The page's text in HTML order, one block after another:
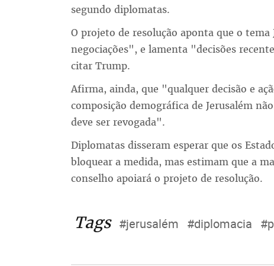
segundo diplomatas.
O projeto de resolução aponta que o
negociações", e lamenta "decisões
citar Trump.
Afirma, ainda, que "qualquer decisão e
composição demográfica de Jerusalém
deve ser revogada".
Diplomatas disseram esperar que os
bloquear a medida, mas estimam que a
conselho apoiará o projeto de resolução.
Tags #jerusalém #diplomacia